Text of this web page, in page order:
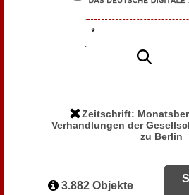
Zeitschrift:
Verhandlungen der
zu Berlin
3.882 Objekte